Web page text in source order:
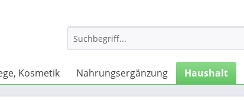
Kosmetik Nahrungsergänzung Haushalt